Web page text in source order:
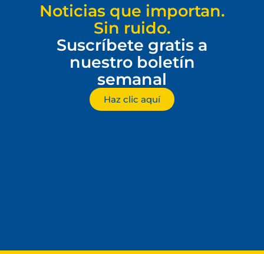
Noticias que importan.
Sin ruido.
Suscríbete gratis a
nuestro boletín
semanal
Haz clic aquí